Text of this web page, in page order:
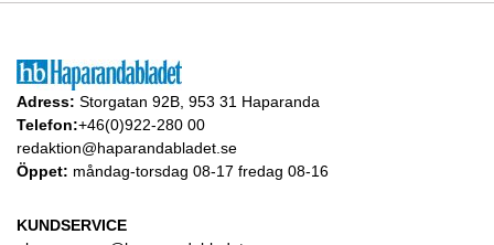
Adress: Storgatan 92B, 953 31 Haparanda
Telefon:+46(0)922-280 00
redaktion@haparandabladet.se
Öppet: måndag-torsdag 08-17 fredag 08-16
KUNDSERVICE